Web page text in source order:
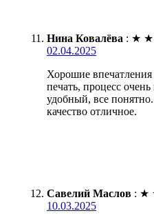
Нина Ковалёва : ★ ★
02.04.2025
Хорошие впечатления
печать, процесс
удобный, все
качество отличное.
Савелий Маслов : ★
10.03.2025